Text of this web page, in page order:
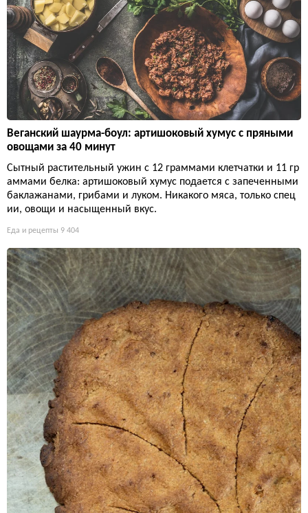
Веганский шаурма-боул: артишоковый хумус с пряными
овощами за 40 минут
Сытный растительный ужин с 12 граммами клетчатки и 11 гр
аммами белка: артишоковый хумус подается с запеченными
баклажанами, грибами и луком. Никакого мяса, только спец
ии, овощи и насыщенный вкус.
Еда и рецепты 9 404